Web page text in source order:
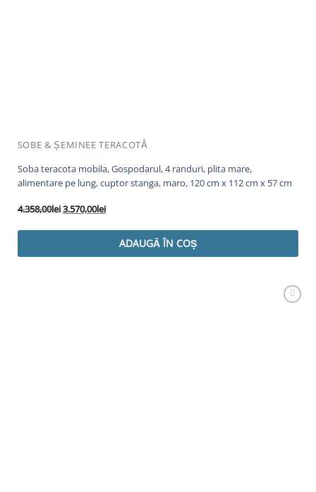
SOBE & ȘEMINEE TERACOTĂ
Soba teracota mobila, Gospodarul, 4 randuri, plita mare,
alimentare pe lung, cuptor stanga, maro, 120 cm x 112 cm x 57 cm
4.358,00leiPrețul
3.570,00leiPrețul
este:
3.570,00lei.
ADAUGĂ ÎN COȘ